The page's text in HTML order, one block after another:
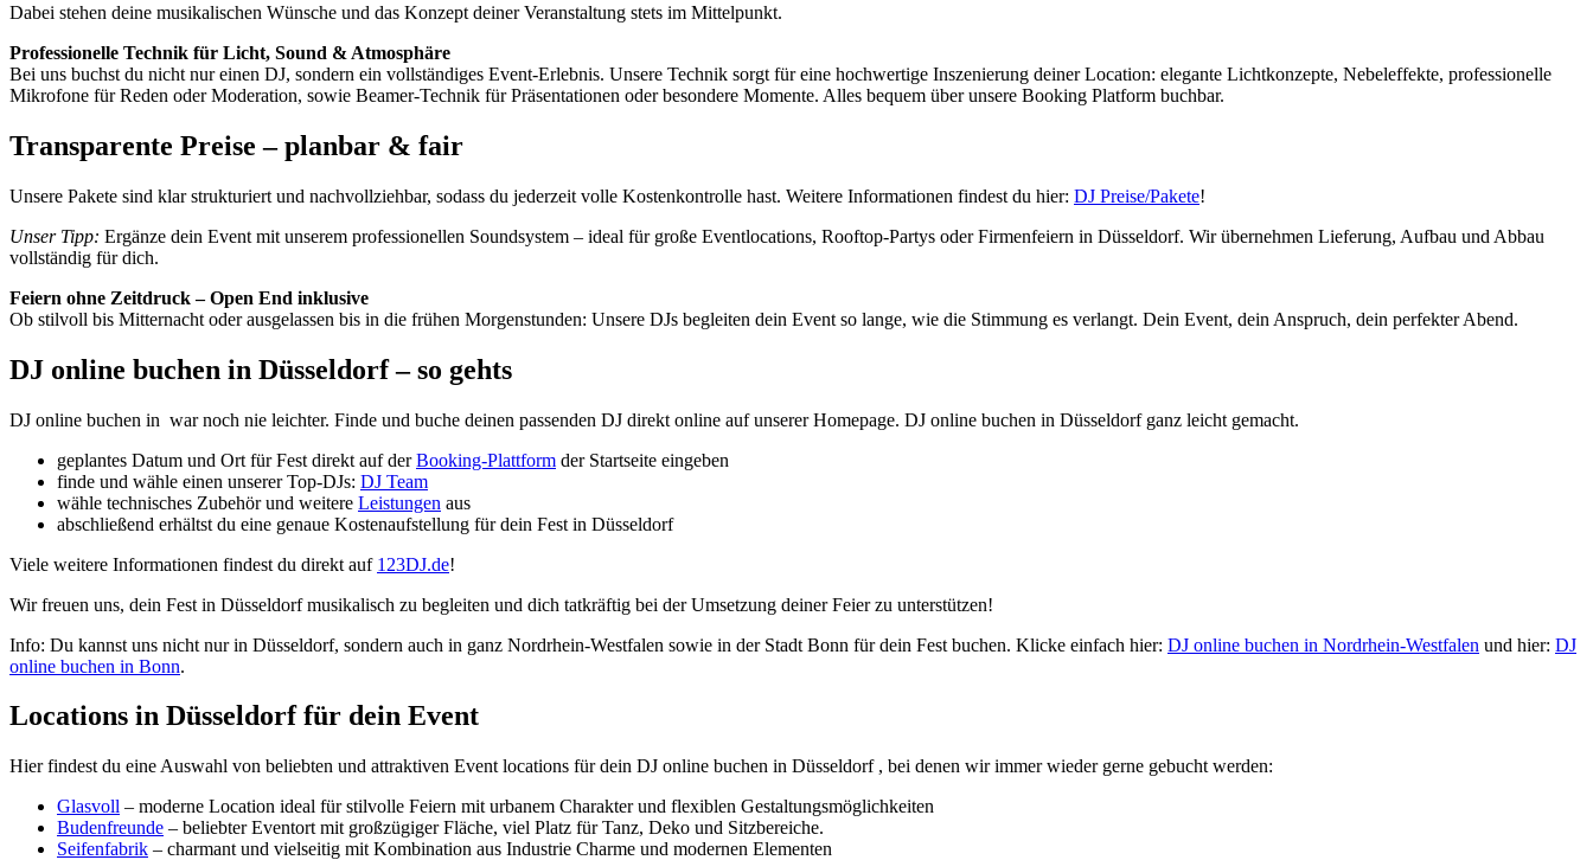
Dabei stehen deine musikalischen Wünsche und das Konzept deiner Veranstaltung stets im Mittelpunkt.
Professionelle Technik für Licht, Sound & Atmosphäre
Bei uns buchst du nicht nur einen DJ, sondern ein vollständiges Event-Erlebnis. Unsere Technik sorgt für eine hochwertige Inszenierung deiner Location: elegante Lichtkonzepte, Nebeleffekte, professionelle
Mikrofone für Reden oder Moderation, sowie Beamer-Technik für Präsentationen oder besondere Momente. Alles bequem über unsere Booking Platform buchbar.
Transparente Preise – planbar & fair
Unsere Pakete sind klar strukturiert und nachvollziehbar, sodass du jederzeit volle Kostenkontrolle hast. Weitere Informationen findest du hier: DJ Preise/Pakete!
Unser Tipp: Ergänze dein Event mit unserem professionellen Soundsystem – ideal für große Eventlocations, Rooftop-Partys oder Firmenfeiern in Düsseldorf. Wir übernehmen Lieferung, Aufbau und Abbau
vollständig für dich.
Feiern ohne Zeitdruck – Open End inklusive
Ob stilvoll bis Mitternacht oder ausgelassen bis in die frühen Morgenstunden: Unsere DJs begleiten dein Event so lange, wie die Stimmung es verlangt. Dein Event, dein Anspruch, dein perfekter Abend.
DJ online buchen in Düsseldorf – so gehts
DJ online buchen in war noch nie leichter. Finde und buche deinen passenden DJ direkt online auf unserer Homepage. DJ online buchen in Düsseldorf ganz leicht gemacht.
geplantes Datum und Ort für Fest direkt auf derBooking-Plattform der Startseite eingeben
finde und wähle einen unserer Top-DJs: DJ Team
wähle technisches Zubehör und weitere Leistungen aus
abschließend erhältst du eine genaue Kostenaufstellung für dein Fest in Düsseldorf
Viele weitere Informationen findest du direkt auf 123DJ.de!
Wir freuen uns, dein Fest in Düsseldorf musikalisch zu begleiten und dich tatkräftig bei der Umsetzung deiner Feier zu unterstützen!
Info: Du kannst uns nicht nur in Düsseldorf, sondern auch in ganz Nordrhein-Westfalen sowie in der Stadt Bonn für dein Fest buchen. Klicke einfach hier: DJ online buchen in Nordrhein-Westfalen und hier: DJ
online buchen in Bonn.
Locations in Düsseldorf für dein Event
Hier findest du eine Auswahl von beliebten und attraktiven Event locations für dein DJ online buchen in Düsseldorf , bei denen wir immer wieder gerne gebucht werden:
Glasvoll – moderne Location ideal für stilvolle Feiern mit urbanem Charakter und flexiblen Gestaltungsmöglichkeiten
Budenfreunde – beliebter Eventort mit großzügiger Fläche, viel Platz für Tanz, Deko und Sitzbereiche.
Seifenfabrik – charmant und vielseitig mit Kombination aus Industrie Charme und modernen Elementen